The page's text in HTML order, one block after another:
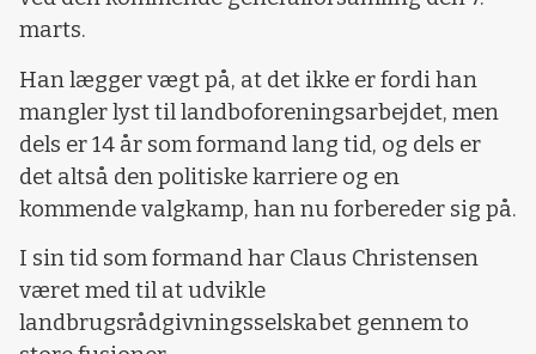
marts.
Han lægger vægt på, at det ikke er fordi han
mangler lyst til landboforeningsarbejdet, men
dels er 14 år som formand lang tid, og dels er
det altså den politiske karriere og en
kommende valgkamp, han nu forbereder sig på.
I sin tid som formand har Claus Christensen
været med til at udvikle
landbrugsrådgivningsselskabet gennem to